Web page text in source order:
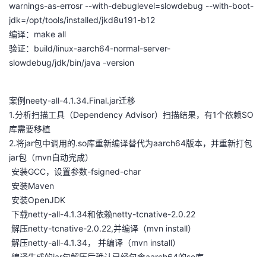
warnings-as-errosr --with-debuglevel=slowdebug --with-boot-
jdk=/opt/tools/installed/jkd8u191-b12
编译：make all
验证：build/linux-aarch64-normal-server-
slowdebug/jdk/bin/java -version
案例neety-all-4.1.34.Final.jar迁移
1.分析扫描工具（Dependency Advisor）扫描结果，有1个依赖SO
库需要移植
2.将jar包中调用的.so库重新编译替代为aarch64版本，并重新打包
jar包（mvn自动完成）
安装GCC，设置参数-fsigned-char
安装Maven
安装OpenJDK
下载netty-all-4.1.34和依赖netty-tcnative-2.0.22
解压netty-tcnative-2.0.22,并编译（mvn install）
解压netty-all-4.1.34， 并编译（mvn install）